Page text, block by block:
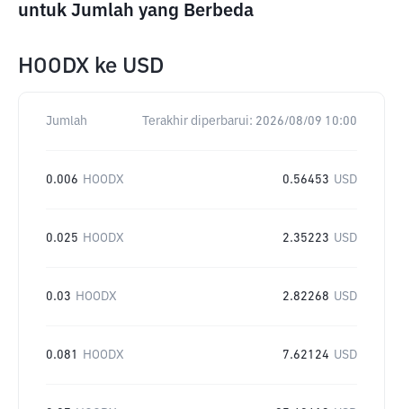
untuk Jumlah yang Berbeda
HOODX ke USD
Jumlah Terakhir diperbarui: 2026/08/09 10:00
0.006 HOODX 0.56453 USD
0.025 HOODX 2.35223 USD
0.03 HOODX 2.82268 USD
0.081 HOODX 7.62124 USD